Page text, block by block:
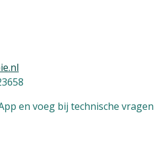
en voeg bij technische vragen